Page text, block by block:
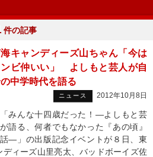
件の記事
キャンディーズ山ちゃん「今は
ンビ仲いい」 よしもと芸人が自
中学時代を語る
ニュース 2012年10月8日
みんな十四歳だった！―よしもと芸
語る、何者でもなかった『あの頃』
―」の出版記念イベントが８日、東
ィーズ山里亮太、バッドボーイズ佐